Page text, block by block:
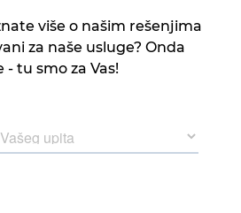
više o našim rešenjima
za naše usluge? Onda
tu smo za Vas!